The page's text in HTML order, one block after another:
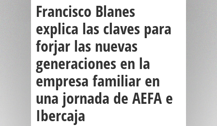
Francisco Blanes
explica las claves para
forjar las nuevas
generaciones en la
empresa familiar en
una jornada de AEFA e
Ibercaja